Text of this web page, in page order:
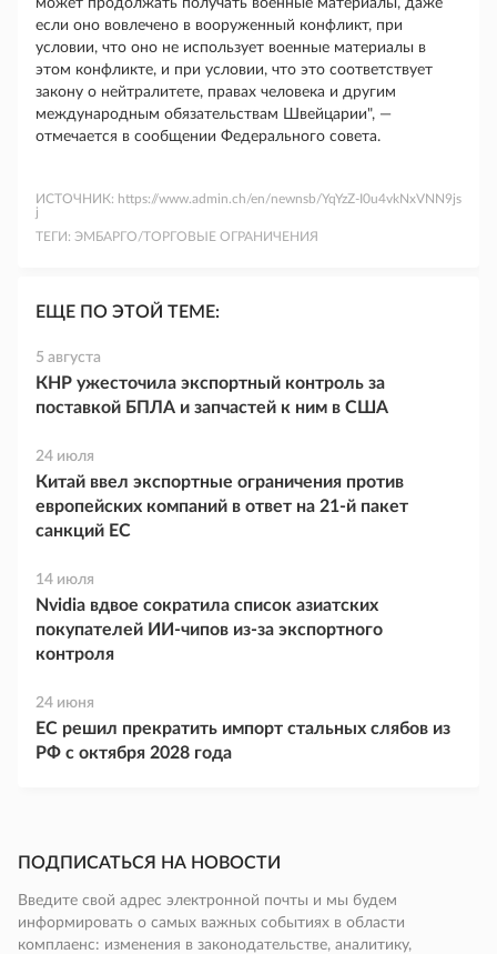
может продолжать получать военные материалы, даже
если оно вовлечено в вооруженный конфликт, при
условии, что оно не использует военные материалы в
этом конфликте, и при условии, что это соответствует
закону о нейтралитете, правах человека и другим
международным обязательствам Швейцарии", —
отмечается в сообщении Федерального совета.
ИСТОЧНИК: https://www.admin.ch/en/newnsb/YqYzZ-I0u4vkNxVNN9js
j
ТЕГИ: ЭМБАРГО/ТОРГОВЫЕ ОГРАНИЧЕНИЯ
ЕЩЕ ПО ЭТОЙ ТЕМЕ:
5 августа
КНР ужесточила экспортный контроль за
поставкой БПЛА и запчастей к ним в США
24 июля
Китай ввел экспортные ограничения против
европейских компаний в ответ на 21-й пакет
санкций ЕС
14 июля
Nvidia вдвое сократила список азиатских
покупателей ИИ-чипов из-за экспортного
контроля
24 июня
ЕС решил прекратить импорт стальных слябов из
РФ с октября 2028 года
ПОДПИСАТЬСЯ НА НОВОСТИ
Введите свой адрес электронной почты и мы будем
информировать о самых важных событиях в области
комплаенс: изменения в законодательстве, аналитику,